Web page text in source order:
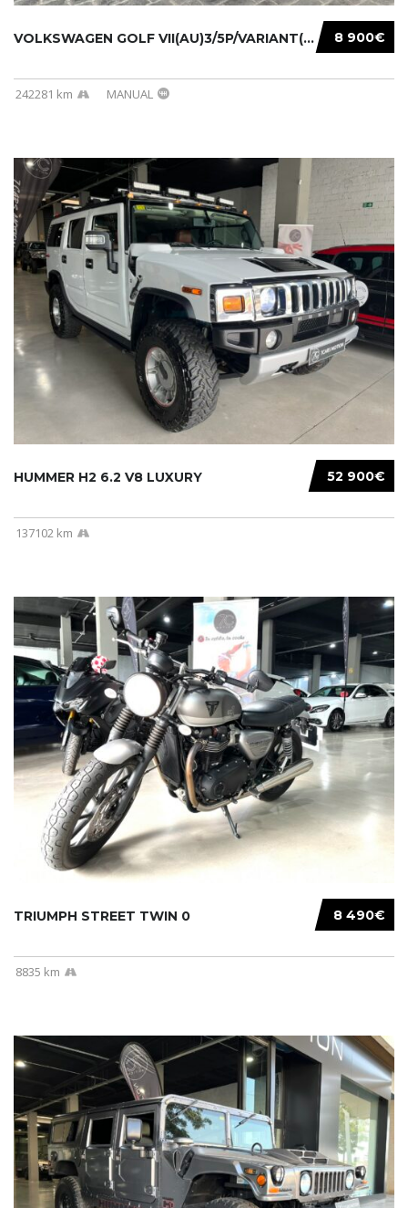
8 900€
VOLKSWAGEN GOLF VII(AU)3/5P/VARIANT(12-16 20...
242281 km MANUAL
52 900€
HUMMER H2 6.2 V8 LUXURY
137102 km
8 490€
TRIUMPH STREET TWIN 0
8835 km